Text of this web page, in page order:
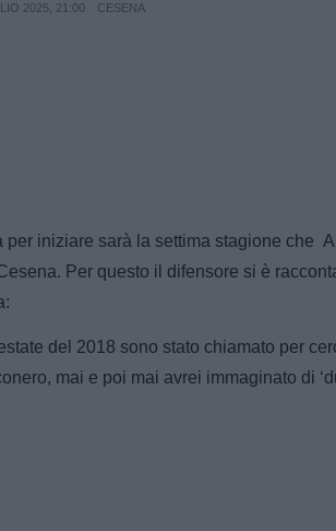
2025, 21:00 CESENA
per iniziare sarà la settima stagione che
Per questo il difensore si è
del 2018 sono stato chiamato per
mai e poi mai avrei immaginato di